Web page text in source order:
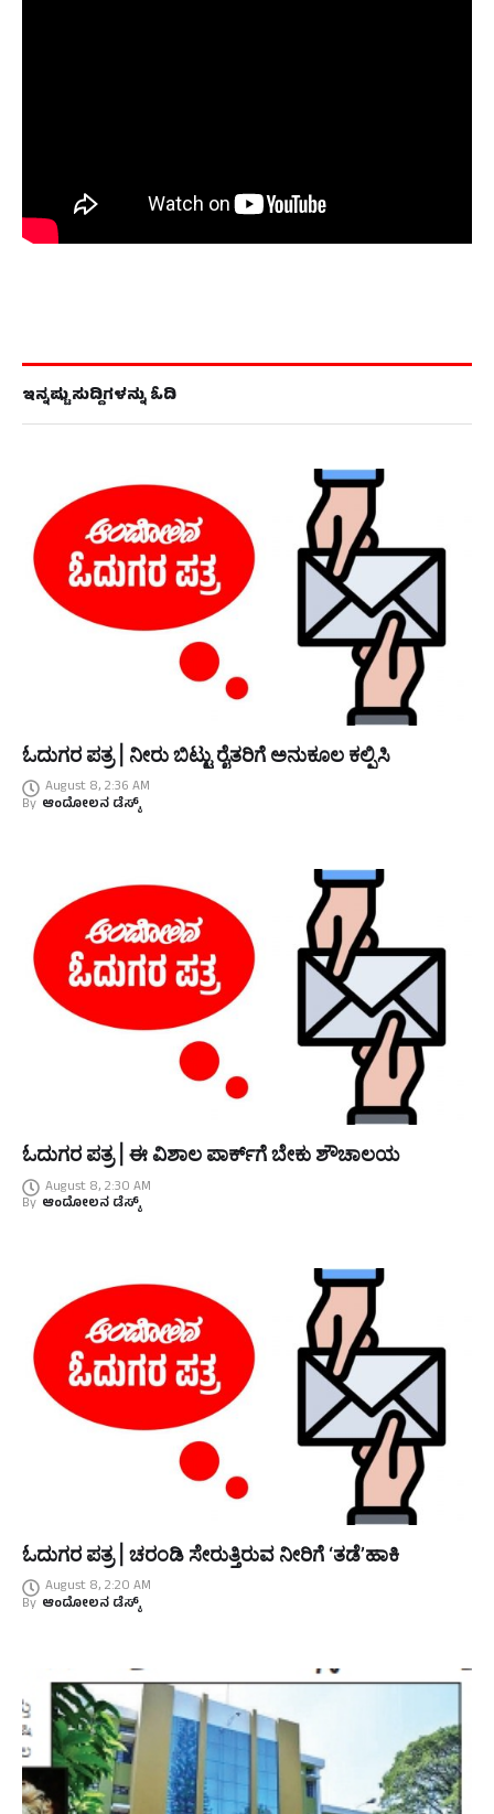
ಇನ್ನಷ್ಟು ಸುದ್ದಿಗಳನ್ನು ಓದಿ
ಓದುಗರ ಪತ್ರ | ನೀರು ಬಿಟ್ಟು ರೈತರಿಗೆ ಅನುಕೂಲ ಕಲ್ಪಿಸಿ
August 8, 2:36 AM
By ಆಂದೋಲನ ಡೆಸ್ಕ್
ಓದುಗರ ಪತ್ರ | ಈ ವಿಶಾಲ ಪಾರ್ಕ್‌ಗೆ ಬೇಕು ಶೌಚಾಲಯ
August 8, 2:30 AM
By ಆಂದೋಲನ ಡೆಸ್ಕ್
ಓದುಗರ ಪತ್ರ | ಚರಂಡಿ ಸೇರುತ್ತಿರುವ ನೀರಿಗೆ ‘ತಡೆ’ಹಾಕಿ
August 8, 2:20 AM
By ಆಂದೋಲನ ಡೆಸ್ಕ್